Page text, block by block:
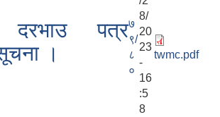
दरभाउ पत्र
।
७
९/
८
०
8/
20
23
-
16
:5
8
twmc.pdf